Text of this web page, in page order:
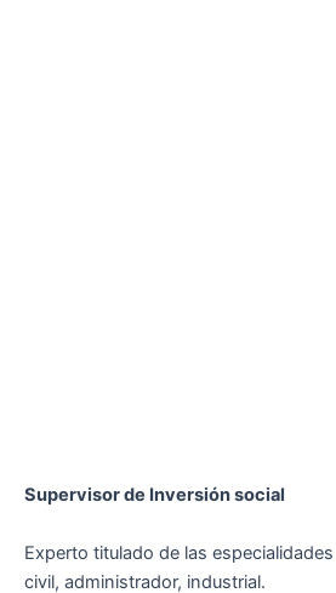
Supervisor de Inversión social
Experto titulado de las
civil, administrador, industrial.